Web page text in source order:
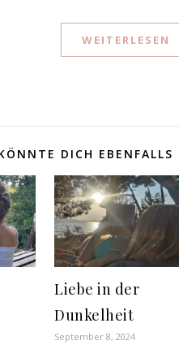
WEITERLESEN
DICH EBENFALLS
Liebe in der
Dunkelheit
September 8, 2024